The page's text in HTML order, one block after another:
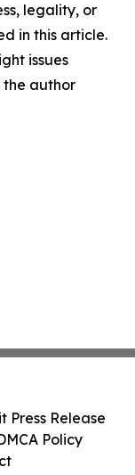
legality, or
in this article.
issues
author
Press Release
Policy